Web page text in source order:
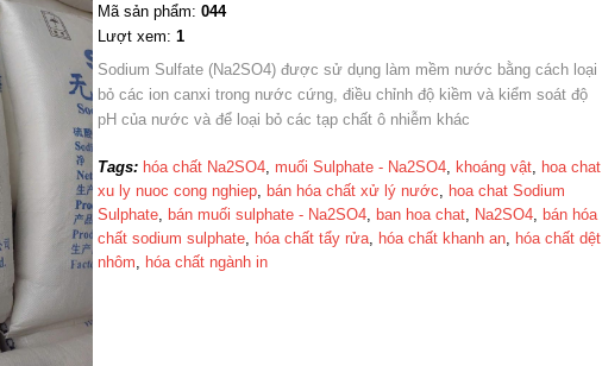
Mã sản phẩm:044
Lượt xem:1
Sodium Sulfate (Na2SO4) được sử dụng làm mềm nước bằng cách loại
bỏ các ion canxi trong nước cứng, điều chỉnh độ kiềm và kiểm soát độ
pH của nước và để loại bỏ các tạp chất ô nhiễm khác
Tags: hóa ch​ất Na2SO4 muối Sulphate - Na2SO4 khoáng v​ật
hoa chat
xu ly nuoc cong nghiep
bán hóa chất xử lý nư​ớc
hoa chat Sodium
Sulphate
bán mu​ối sulphate - Na2SO4 ban hoa chat Na2SO4
bán hóa
chất sodium sulphate
hóa chất tẩy rửa hóa chất khanh an
hóa chất dệt
nhôm
hóa chất ngành in